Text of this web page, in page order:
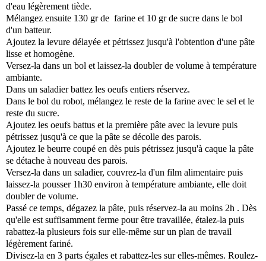
d'eau légèrement tiède.
Mélangez ensuite 130 gr de farine et 10 gr de sucre dans le bol
d'un batteur.
Ajoutez la levure délayée et pétrissez jusqu'à l'obtention d'une pâte
lisse et homogène.
Versez-la dans un bol et laissez-la doubler de volume à température
ambiante.
Dans un saladier battez les oeufs entiers réservez.
Dans le bol du robot, mélangez le reste de la farine avec le sel et le
reste du sucre.
Ajoutez les oeufs battus et la première pâte avec la levure puis
pétrissez jusqu'à ce que la pâte se décolle des parois.
Ajoutez le beurre coupé en dès puis pétrissez jusqu'à caque la pâte
se détache à nouveau des parois.
Versez-la dans un saladier, couvrez-la d'un film alimentaire puis
laissez-la pousser 1h30 environ à température ambiante, elle doit
doubler de volume.
Passé ce temps, dégazez la pâte, puis réservez-la au moins 2h . Dès
qu'elle est suffisamment ferme pour être travaillée, étalez-la puis
rabattez-la plusieurs fois sur elle-même sur un plan de travail
légèrement fariné.
Divisez-la en 3 parts égales et rabattez-les sur elles-mêmes. Roulez-